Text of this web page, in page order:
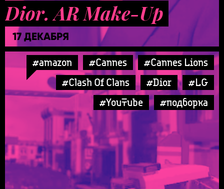
Dior. AR Make-Up
17 ДЕКАБРЯ
#amazon #Cannes
#Cannes Lions
#Clash Of Clans
#Dior
#LG
#YouTube
#подборка